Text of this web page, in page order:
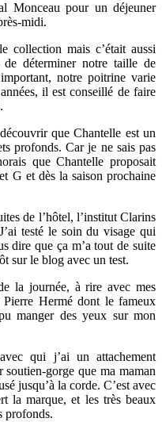
Monceau pour un déjeuner
midi.
collection mais c’était aussi
déterminer notre taille de
notre poitrine varie
il est conseillé de faire
que Chantelle est un
profonds. Car je ne sais pas
que Chantelle proposait
G et dès la saison prochaine
de l’hôtel, l’institut Clarins
testé le soin du visage qui
dire que ça m’a tout de suite
sur le blog avec un test.
la journée, à rire avec mes
Pierre Hermé dont le fameux
manger des yeux sur mon
qui j’ai un attachement
soutien-gorge que ma maman
jusqu’à la corde. C’est avec
la marque, et les très beaux
profonds.